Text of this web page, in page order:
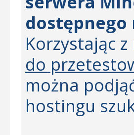
dostępnego
Korzystając
do
można
hostingu